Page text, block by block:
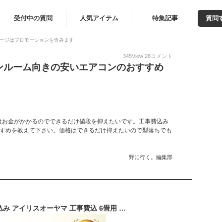
受付中の質問 人気アイテム 特集記事 質問
ジはプロモーションを含みます
345View 28コメント
ーム向きの安いエアコンのおすすめ
金がかかるのでできるだけ値段を抑えたいです。工事費込み
めを教えて下さい。価格はできるだけ抑えたいので型落ちでも
野に行く。編集部
エアコン 6畳 工事費込み アイリスオーヤマ 工事費込 6畳用 寝室 子供部屋 一人暮らし 内部清浄 タイマー付 入切 おやすみモード クーラー シンプル 100v スタンダード Sシリーズ IHF-2201S ルームエアコン 2.2kW * 【楽天リフォーム認定商品】